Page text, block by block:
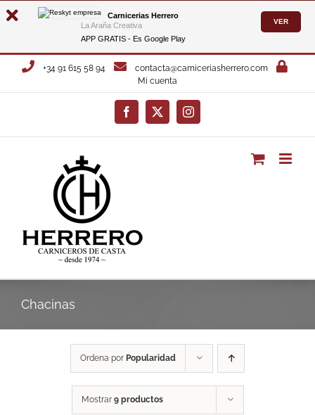
Carnicerias Herrero
La Araña Creativa
APP GRATIS - Es Google Play
VER
Saltar
+34 91 615 58 94
contacta@carniceriasherrero.com
Mi cuenta
Facebook
X Instagram
Chacinas
Ordena por Popularidad
Mostrar 9 productos